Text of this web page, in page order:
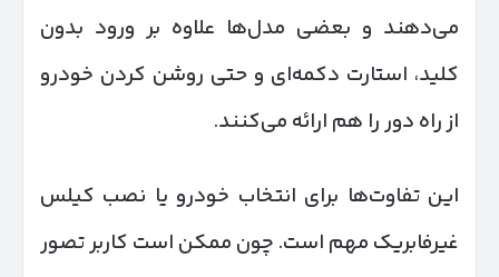
می‌دهند و بعضی مدل‌ها علاوه بر ورود بدون
کلید، استارت دکمه‌ای و حتی روشن کردن خودرو
از راه دور را هم ارائه می‌کنند.
این تفاوت‌ها برای انتخاب خودرو یا نصب کیلس
غیرفابریک مهم است. چون ممکن است کاربر تصور